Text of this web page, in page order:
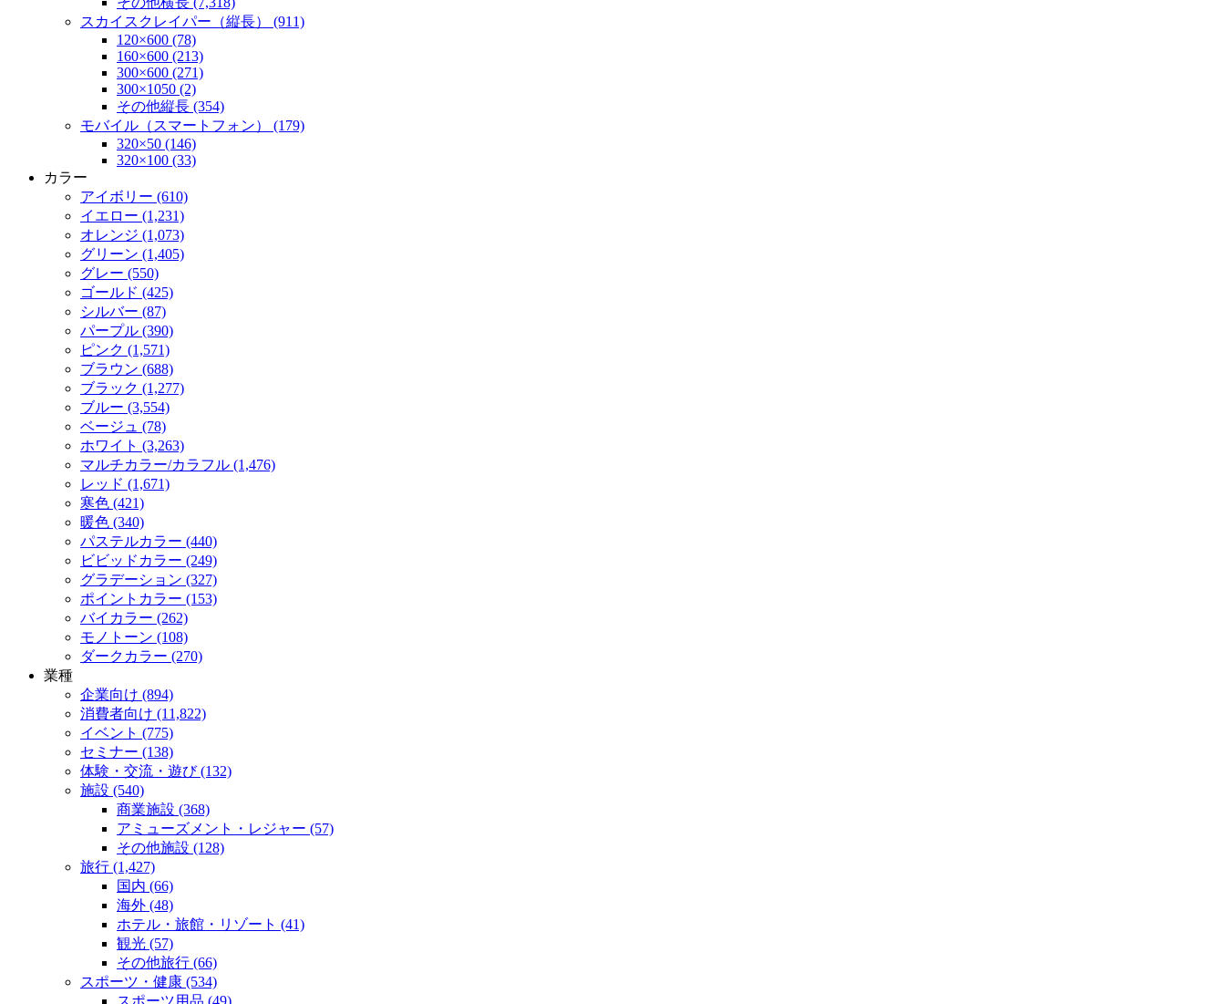
スカイスクレイパー（縦長） (911)
120×600 (78)
160×600 (213)
300×600 (271)
300×1050 (2)
その他縦長 (354)
モバイル（スマートフォン） (179)
320×50 (146)
320×100 (33)
カラー
アイボリー (610)
イエロー (1,231)
オレンジ (1,073)
グリーン (1,405)
グレー (550)
ゴールド (425)
シルバー (87)
パープル (390)
ピンク (1,571)
ブラウン (688)
ブラック (1,277)
ブルー (3,554)
ベージュ (78)
ホワイト (3,263)
マルチカラー/カラフル (1,476)
レッド (1,671)
寒色 (421)
暖色 (340)
パステルカラー (440)
ビビッドカラー (249)
グラデーション (327)
ポイントカラー (153)
バイカラー (262)
モノトーン (108)
ダークカラー (270)
業種
企業向け (894)
消費者向け (11,822)
イベント (775)
セミナー (138)
体験・交流・遊び (132)
施設 (540)
商業施設 (368)
アミューズメント・レジャー (57)
その他施設 (128)
旅行 (1,427)
国内 (66)
海外 (48)
ホテル・旅館・リゾート (41)
観光 (57)
その他旅行 (66)
スポーツ・健康 (534)
スポーツ用品 (49)